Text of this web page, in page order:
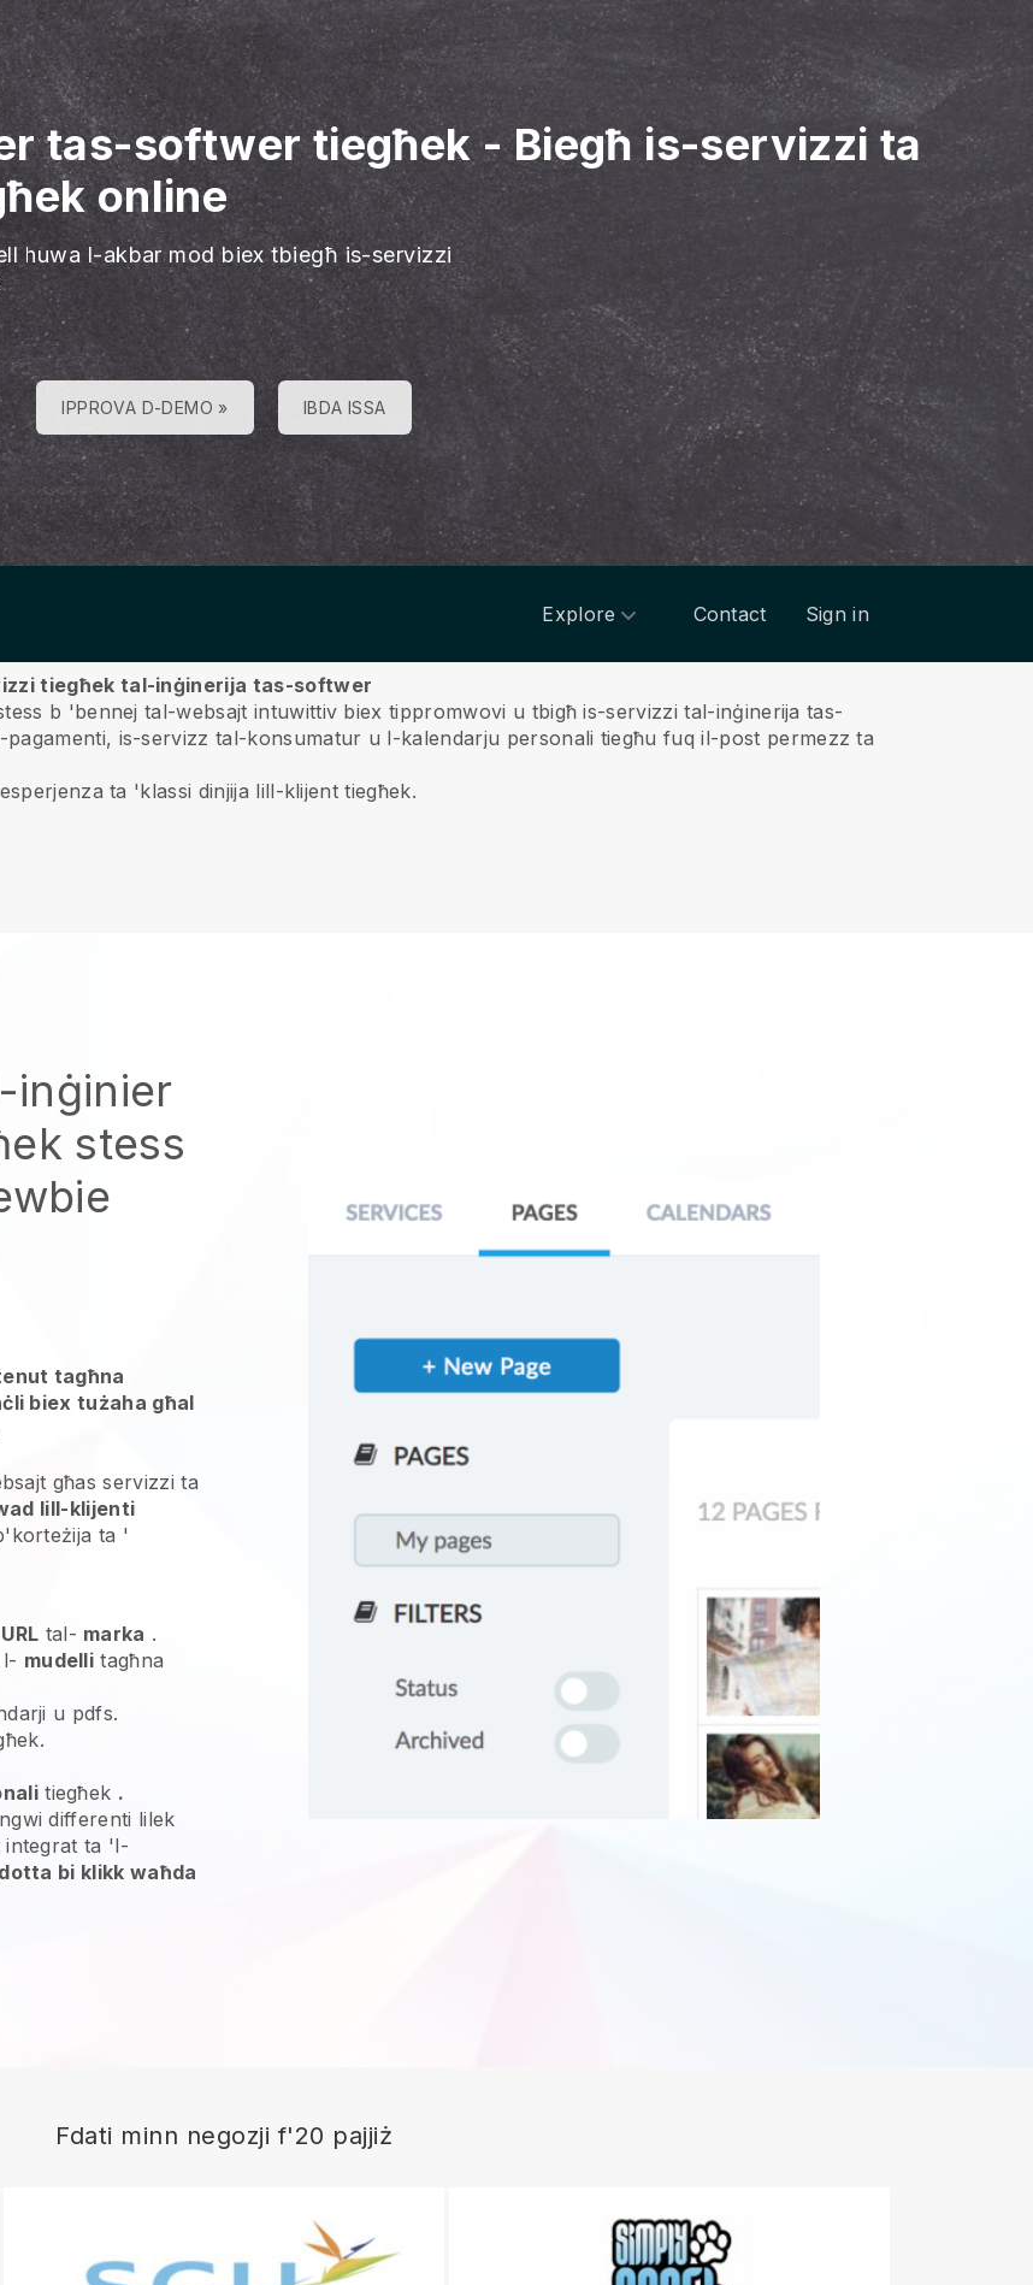
tas-softwer tiegħek-Biegħ is-servizzi ta
online
huwa l-akbar mod biex tbiegħ is-servizzi
IPPROVA D-DEMO » IBDA ISSA
Explore Contact Sign in
tiegħek tal-inġinerija tas-softwer
b 'bennej tal-websajt intuwittiv biex tippromwovi u tbigħ is-servizzi tal-inġinerija tas-
is-servizz tal-konsumatur u l-kalendarju personali tiegħu fuq il-post permezz ta
ta 'klassi dinjija lill-klijent tiegħek.
inġinier
stess
tagħna
biex tużaha għal
għasservizzi ta
lill-klijenti
ta '
tal- marka .
mudelli tagħna
u pdfs.
tiegħek .
differenti lilek
integrat ta 'l-
bi klikk waħda
Fdati minn negozji f'20 pajjiż